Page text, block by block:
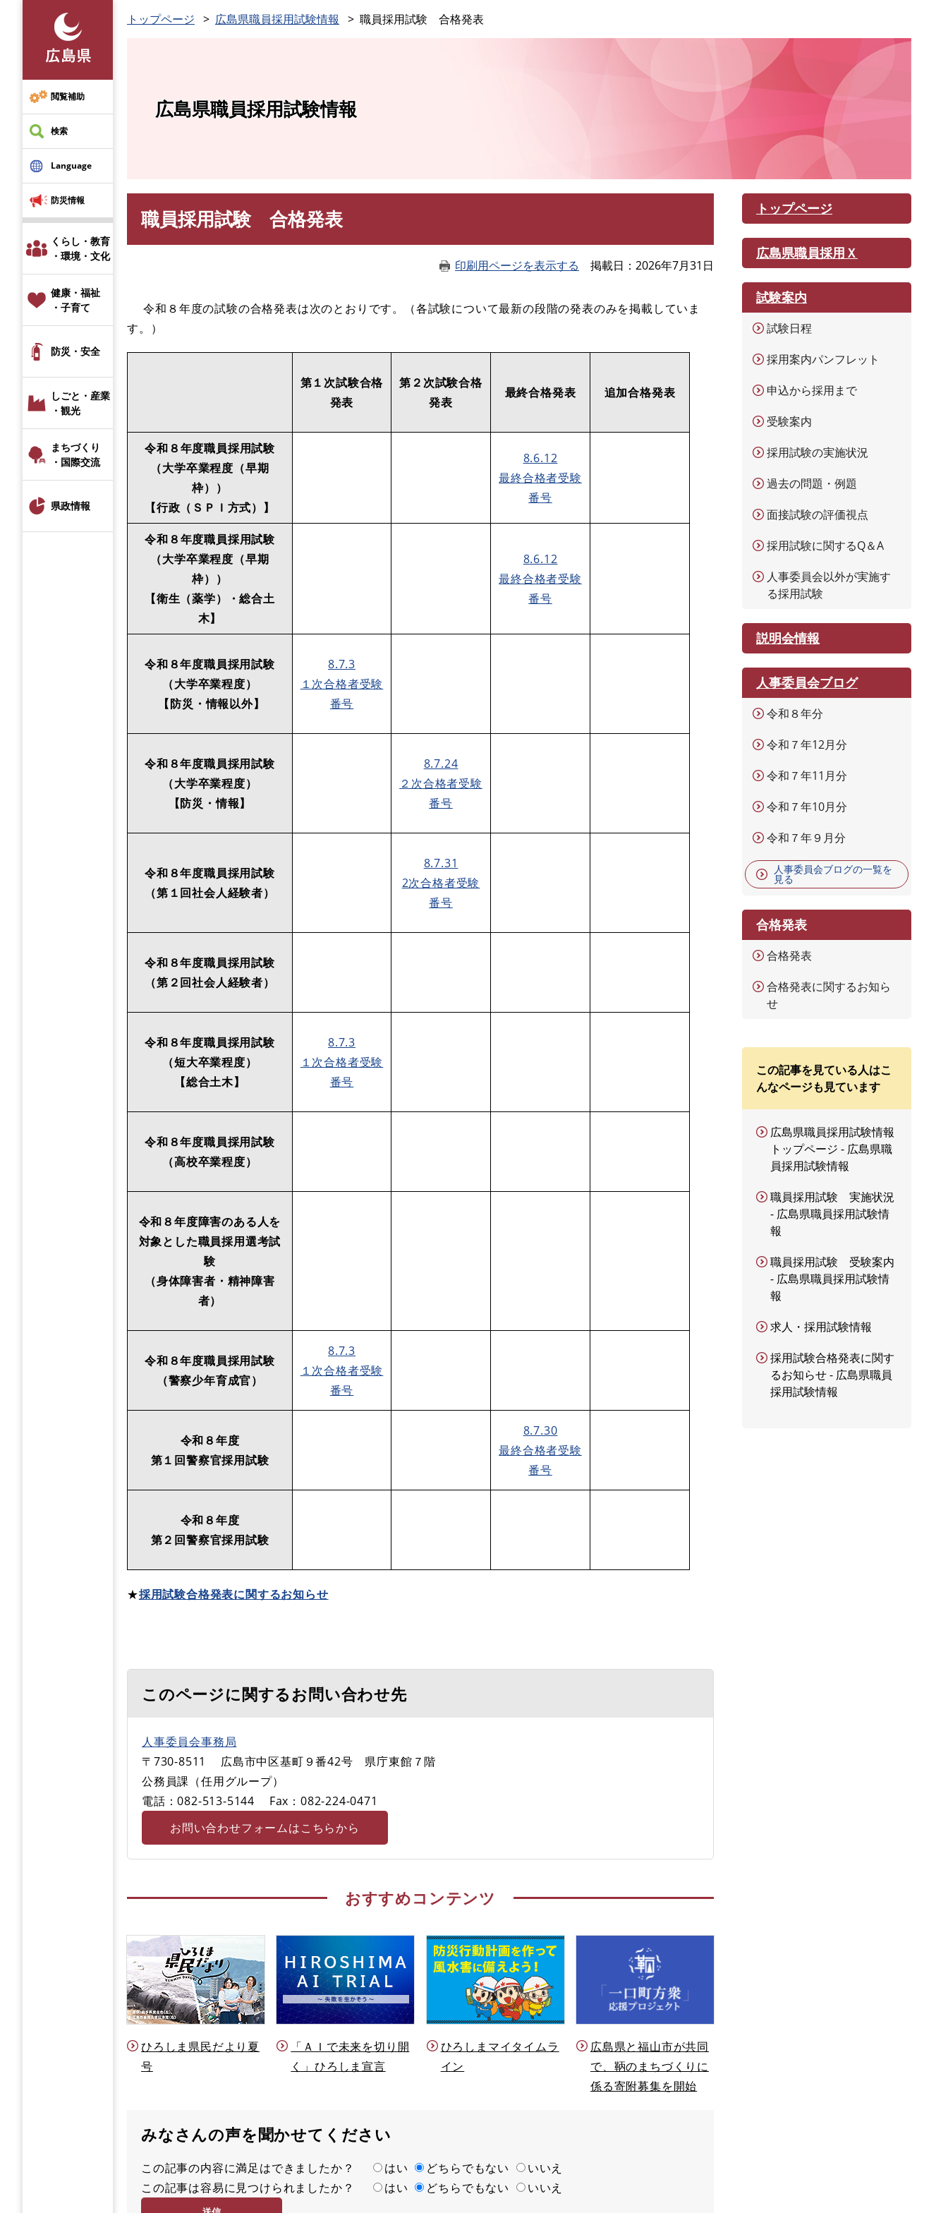
先
頭
で
す
閲覧補助
検索
Language
防災情報
くらし・教育
・環境・文化
健康・福祉
・子育て
防災・安全
しごと・産業
・観光
まちづくり
・国際交流
県政情報
トップページ 広島県職員採用試験情報 職員採用試験 合格発表
広島県職員採用試験情報
職員採用試験 合格発表
印刷用ページを表示する 掲載日 2026年7月31日
↵令和８年度の試験の合格発表は次のとおりです。（各試験について最新の段階の発表のみを掲載していま
す。）
第１次試験合格
発表
第２次試験合格
発表
最終合格発表 追加合格発表
令和８年度職員採用試験
（大学卒業程度（早期
枠））
【行政（ＳＰＩ方式）】
8.6.12
最終合格者受験
番号
令和８年度職員採用試験
（大学卒業程度（早期
枠））
【衛生（薬学）・総合土
木】
8.6.12
最終合格者受験
番号
令和８年度職員採用試験
（大学卒業程度）
【防災・情報以外】
8.7.3
１次合格者受験
番号
令和８年度職員採用試験
（大学卒業程度）
【防災・情報】
8.7.24
２次合格者受験
番号
令和８年度職員採用試験
（第１回社会人経験者）
8.7.31
2次合格者受験
番号
令和８年度職員採用試験
（第２回社会人経験者）
令和８年度職員採用試験
（短大卒業程度）
【総合土木】
8.7.3
１次合格者受験
番号
令和８年度職員採用試験
（高校卒業程度）
令和８年度障害のある人を
対象とした職員採用選考試
験
（身体障害者・精神障害
者）
令和８年度職員採用試験
（警察少年育成官）
​8.7.3
１次合格者受験
番号
令和８年度
第１回警察官採用試験
​​8.7.30
最終合格者受験
番号
令和８年度
第２回警察官採用試験
★採用試験合格発表に関するお知らせ
このページに関するお問い合わせ先
人事委員会事務局
〒730-8511
広島市中区基町９番42号 県庁東館７階
公務員課（任用グループ）
電話：082-513-5144
Fax：082-224-0471
お問い合わせフォームはこちらから
おすすめコンテンツ
ひろしま県民だより夏
号
「ＡＩで未来を切り開
く」ひろしま宣言
ひろしまマイタイムラ
イン
広島県と福山市が共同
で、鞆のまちづくりに
係る寄附募集を開始
みなさんの声を聞かせてください
満
足
この記事の内容に満足はできましたか？ はい どちらでもない
いいえ
容
この記事は容易に見つけられましたか？ はい どちらでもない いいえ
トップページ
広島県職員採用Ｘ
試験案内
試験日程
採用案内パンフレット
申込から採用まで
受験案内
採用試験の実施状況
過去の問題・例題
面接試験の評価視点
採用試験に関するQ＆A
人事委員会以外が実施す
る採用試験
説明会情報
人事委員会ブログ
令和８年分
令和７年12月分
令和７年11月分
令和７年10月分
令和７年９月分
人事委員会ブログの一覧を
見る
合格発表
合格発表
合格発表に関するお知ら
せ
この記事を見ている人はこ
んなページも見ています
広島県職員採用試験情報
トップページ - 広島県職
員採用試験情報
職員採用試験 実施状況
- 広島県職員採用試験情
報
職員採用試験 受験案内
- 広島県職員採用試験情
報
求人・採用試験情報
採用試験合格発表に関す
るお知らせ - 広島県職員
採用試験情報